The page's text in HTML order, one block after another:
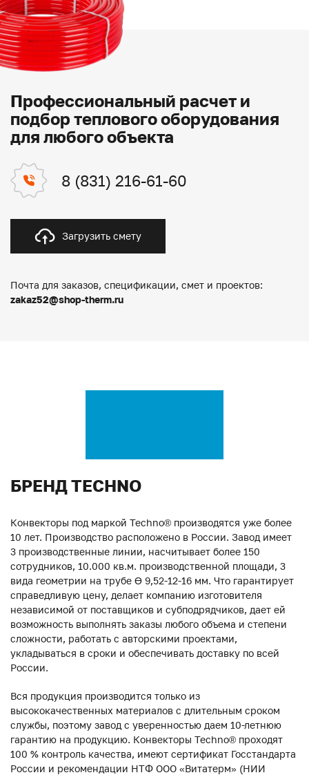
Профессиональный расчет и
подбор теплового оборудования
для любого объекта
8 (831) 216-61-60
Загрузить смету
Почта для заказов, спецификации, смет и проектов:
zakaz52@shop-therm.ru
БРЕНД TECHNO
Конвекторы под маркой Techno® производятся уже более
10 лет. Производство расположено в России. Завод имеет
3 производственные линии, насчитывает более 150
сотрудников, 10.000 кв.м. производственной площади, 3
вида геометрии на трубе ϴ 9,52-12-16 мм. Что гарантирует
справедливую цену, делает компанию изготовителя
независимой от поставщиков и субподрядчиков, дает ей
возможность выполнять заказы любого объема и степени
сложности, работать с авторскими проектами,
укладываться в сроки и обеспечивать доставку по всей
России.
Вся продукция производится только из
высококачественных материалов с длительным сроком
службы, поэтому завод с уверенностью даем 10-летнюю
гарантию на продукцию. Конвекторы Techno® проходят
100 % контроль качества, имеют сертификат Госстандарта
России и рекомендации НТФ ООО «Витатерм» (НИИ